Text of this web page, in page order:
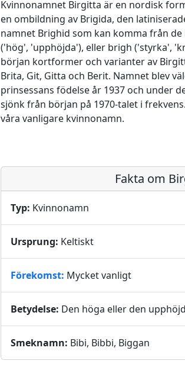
Kvinnonamnet Birgitta är en nordisk
en ombildning av Brigida, den
namnet Brighid som kan komma från
('hög', 'upphöjda'), eller brigh ('styrka',
början kortformer och varianter av
Brita, Git, Gitta och Berit. Namnet blev
prinsessans födelse år 1937 och under
sjönk från början på 1970-talet i
våra vanligare kvinnonamn.
Fakta om
Typ: Kvinnonamn
Ursprung: Keltiskt
Förekomst: Mycket vanligt
Betydelse: Den höga eller den
Smeknamn: Bibi, Bibbi, Biggan